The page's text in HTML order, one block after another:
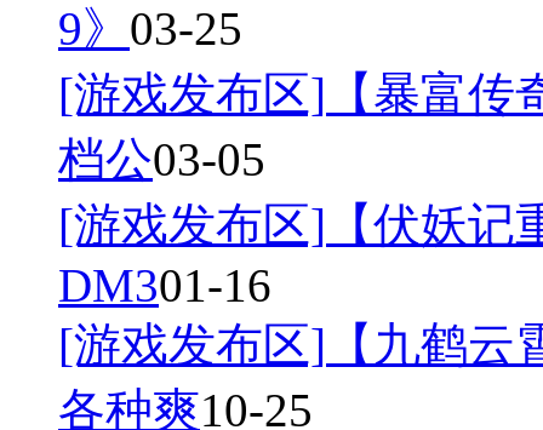
9》 03-25
[游戏发布区] 【暴富
档公03-05
[游戏发布区] 【伏妖
DM301-16
[游戏发布区] 【九鹤
各种爽10-25